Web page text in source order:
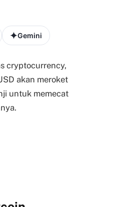
Gemini
cryptocurrency,
akan meroket
untuk memecat